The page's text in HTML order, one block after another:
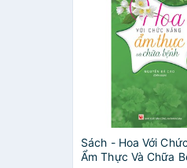
Sách - Hoa Với
Ẩm Thực Và Chữa